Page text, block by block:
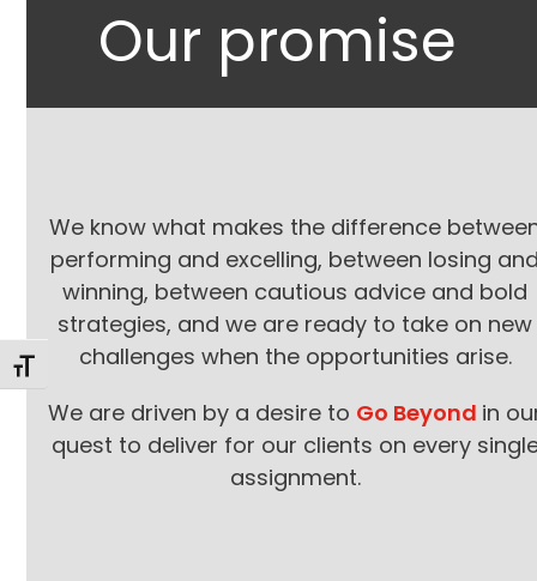
Toggle Font size
Our promise
We know what makes the difference
performing and excelling, between losing
winning, between cautious advice and bold
strategies, and we are ready to take on new
challenges when the opportunities arise.
We are driven by a desire to Go Beyond in
quest to deliver for our clients on every
assignment.